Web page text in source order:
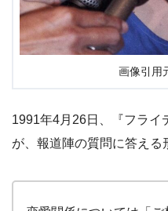
画像引用
1991年4月26日、『フライ
が、報道陣の質問に答える